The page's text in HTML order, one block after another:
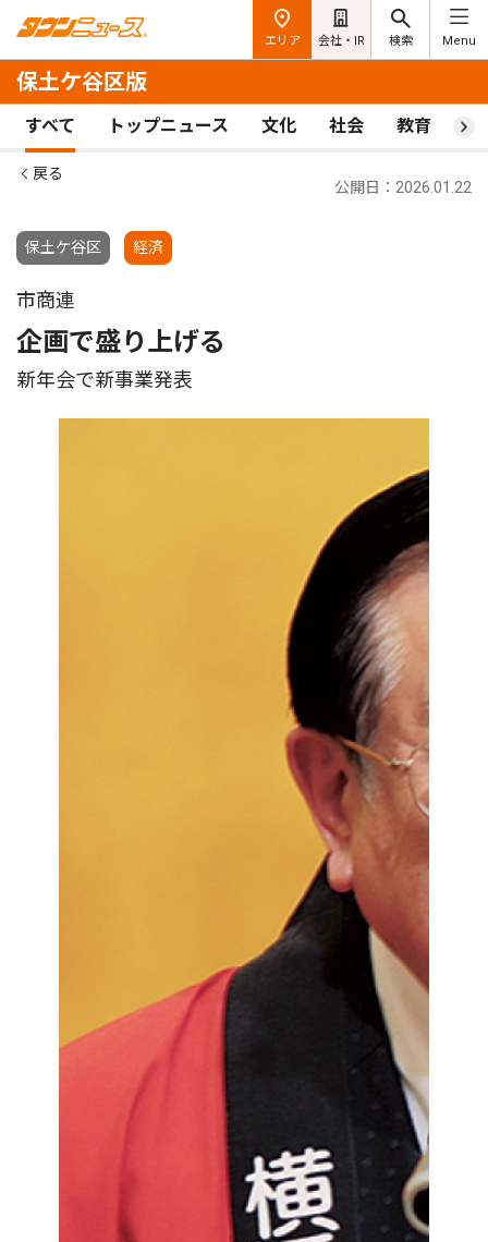
エリア 会社・IR 検索 Menu
保土ケ谷区版
すべて トップニュース 文化 社会 教育 ス
戻る
保土ケ谷区 経済
公開日：2026.01.22
市商連
企画で盛り上げる
新年会で新事業発表